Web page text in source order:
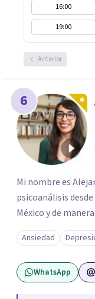
16:00
19:00
Anterior
6
Mi nombre es
psicoanálisis
México y de
Ansiedad
WhatsApp